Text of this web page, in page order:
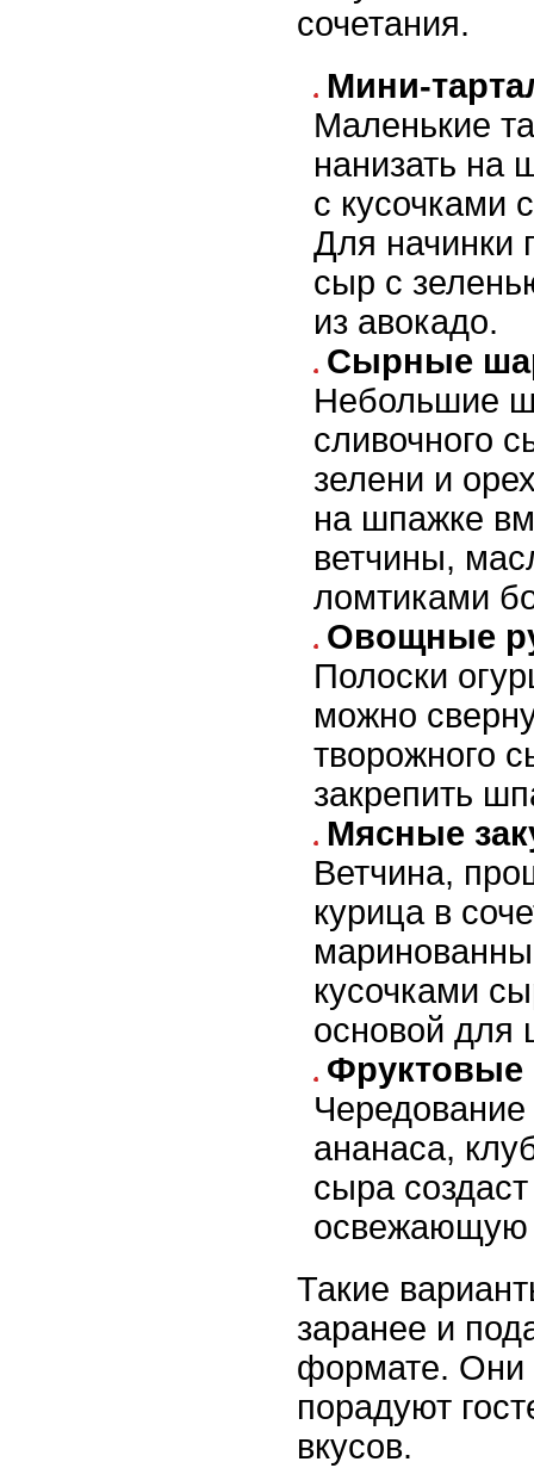
сочетания.
Мини-
Маленькие
нанизать на
с кусочками
Для начинки
сыр с
из авокадо.
Сырные
Небольшие
сливочного
зелени и
на шпажке
ветчины,
ломтиками
Овощные
Полоски
можно
творожного
закрепить
Мясные
Ветчина,
курица в
кусочками
основой для
Фруктовые
Чередование
ананаса,
сыра
освежающую
Такие
заранее и
формате. Они
порадуют
вкусов.